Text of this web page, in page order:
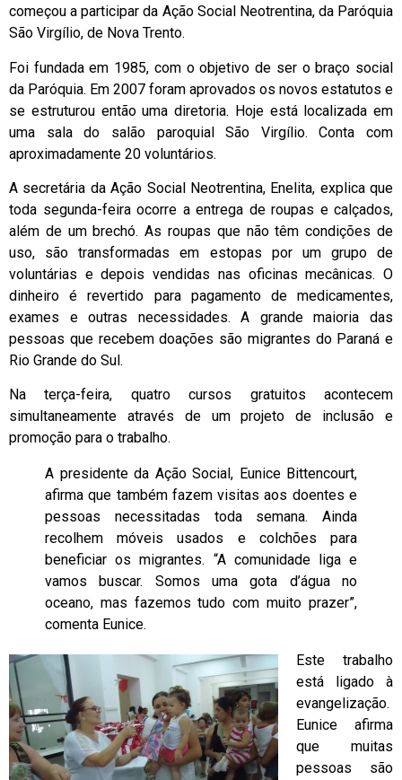
começou a participar da Ação Social Neotrentina, da Paróquia
São Virgílio, de Nova Trento.
Foi fundada em 1985, com o objetivo de ser o braço social
da Paróquia. Em 2007 foram aprovados os novos estatutos e
se estruturou então uma diretoria. Hoje está localizada em
uma sala do salão paroquial São Virgílio. Conta com
aproximadamente 20 voluntários.
A secretária da Ação Social Neotrentina, Enelita, explica que
toda segunda-feira ocorre a entrega de roupas e calçados,
além de um brechó. As roupas que não têm condições de
uso, são transformadas em estopas por um grupo de
voluntárias e depois vendidas nas oficinas mecânicas. O
dinheiro é revertido para pagamento de medicamentes,
exames e outras necessidades. A grande maioria das
pessoas que recebem doações são migrantes do Paraná e
Rio Grande do Sul.
Na terça-feira, quatro cursos gratuitos acontecem
simultaneamente através de um projeto de inclusão e
promoção para o trabalho.
A presidente da Ação Social, Eunice Bittencourt,
afirma que também fazem visitas aos doentes e
pessoas necessitadas toda semana. Ainda
recolhem móveis usados e colchões para
beneficiar os migrantes. “A comunidade liga e
vamos buscar. Somos uma gota d’água no
oceano, mas fazemos tudo com muito prazer”,
comenta Eunice.
Este trabalho
está ligado à
evangelização.
Eunice afirma
que muitas
pessoas são